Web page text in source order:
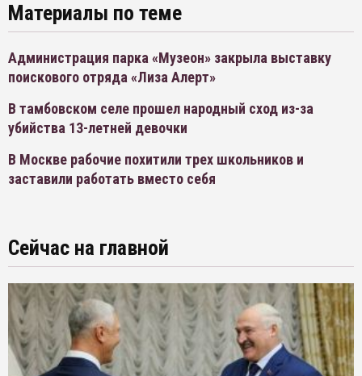
Материалы по теме
Администрация парка «Музеон» закрыла выставку
поискового отряда «Лиза Алерт»
В тамбовском селе прошел народный сход из-за
убийства 13-летней девочки
В Москве рабочие похитили трех школьников и
заставили работать вместо себя
Сейчас на главной